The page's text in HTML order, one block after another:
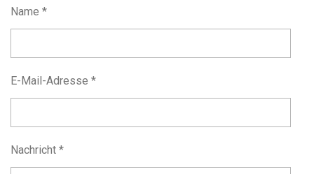
Name *
E-Mail-Adresse *
Nachricht *